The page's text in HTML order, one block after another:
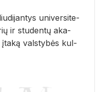
uni­ver­si­te­
ir stu­den­tų aka­
įta­ką vals­ty­bės kul­